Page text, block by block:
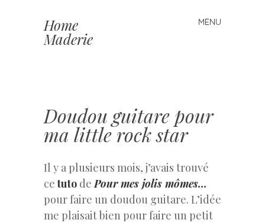
Home
Maderie
MENU
Skip to content
Doudou guitare pour
ma little rock star
Il y a plusieurs mois, j’avais trouvé
cetuto dePour mes jolis mômes…
pour faire un doudou guitare. L’idée
me plaisait bien pour faire un petit